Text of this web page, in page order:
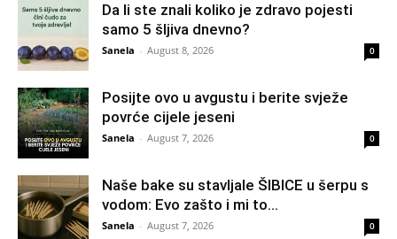
Da li ste znali koliko je zdravo pojesti
samo 5 šljiva dnevno?
Sanela - August 8, 2026 0
Posijte ovo u avgustu i berite svježe
povrće cijele jeseni
Sanela - August 7, 2026 0
Naše bake su stavljale ŠIBICE u šerpu s
vodom: Evo zašto i mi to...
Sanela - August 7, 2026 0